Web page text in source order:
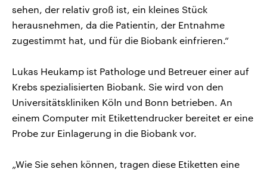
sehen, der relativ groß ist, ein kleines Stück
herausnehmen, da die Patientin, der Entnahme
zugestimmt hat, und für die Biobank einfrieren.“
Lukas Heukamp ist Pathologe und Betreuer einer auf
Krebs spezialisierten Biobank. Sie wird von den
Universitätskliniken Köln und Bonn betrieben. An
einem Computer mit Etikettendrucker bereitet er eine
Probe zur Einlagerung in die Biobank vor.
„Wie Sie sehen können, tragen diese Etiketten eine